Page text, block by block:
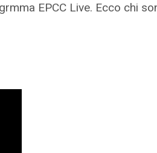
EPCC Live. Ecco chi